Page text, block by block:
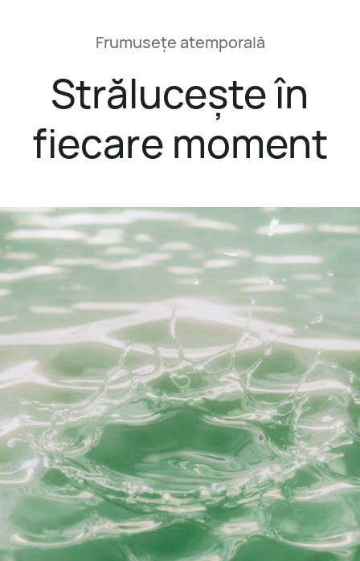
Frumusețe atemporală
Strălucește în
fiecare moment